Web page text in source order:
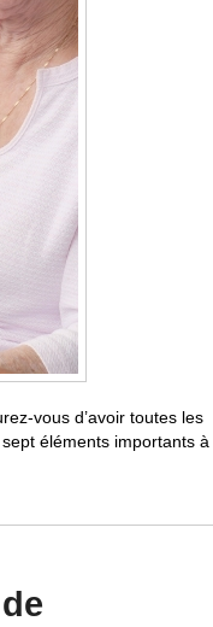
vous d’avoir toutes les
éléments importants à